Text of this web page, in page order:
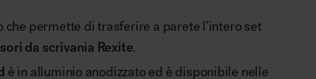
che permette di trasferire a parete l’intero set
da scrivania Rexite.
è in alluminio anodizzato ed è disponibile nelle